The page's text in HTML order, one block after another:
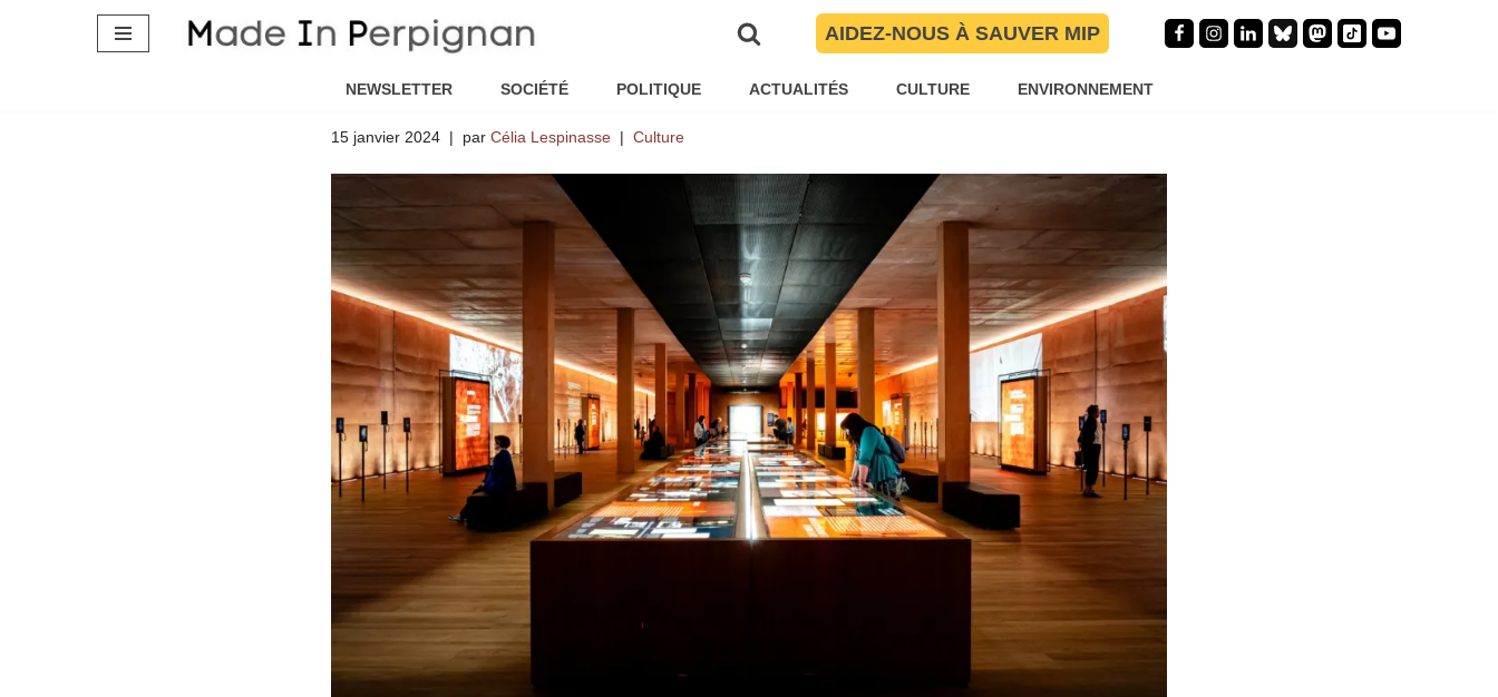
AIDEZ-NOUS À SAUVER MIP
NEWSLETTER SOCIÉTÉ POLITIQUE ACTUALITÉS CULTURE ENVIRONNEMENT
Le Mémorial de Rivesaltes retrace la vie des
nomades : une exposition riche en couleurs
15 janvier 2024 par Célia Lespinasse Culture